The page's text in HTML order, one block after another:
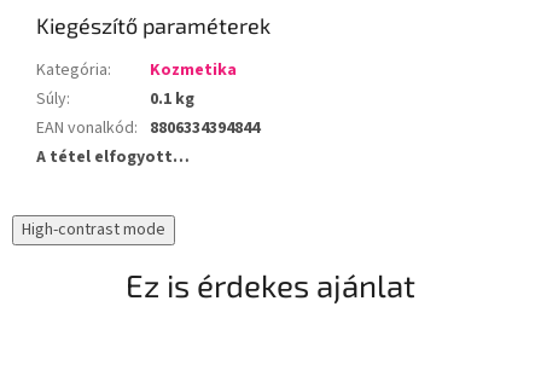
Kiegészítő paraméterek
Kategória:
Kozmetika
Súly:
0.1 kg
EAN vonalkód: 8806334394844
A tétel elfogyott…
High-contrast mode
Ez is érdekes ajánlat